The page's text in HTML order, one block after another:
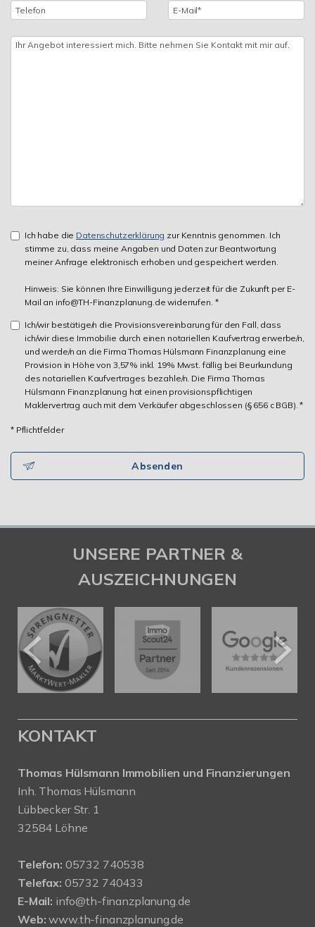
Ich habe die Datenschutzerklärung zur Kenntnis genommen. Ich
stimme zu, dass meine Angaben und Daten zur Beantwortung
meiner Anfrage elektronisch erhoben und gespeichert werden.
Hinweis: Sie können Ihre Einwilligung jederzeit für die Zukunft per E-
Mail an info@TH-Finanzplanung.de widerrufen. *
Ich/wir bestätige/n die Provisionsvereinbarung für den Fall, dass
ich/wir diese Immobilie durch einen notariellen Kaufvertrag erwerbe/n,
und werde/n an die Firma Thomas Hülsmann Finanzplanung eine
Provision in Höhe von 3,57% inkl. 19% Mwst. fällig bei Beurkundung
des notariellen Kaufvertrages bezahle/n. Die Firma Thomas
Hülsmann Finanzplanung hat einen provisionspflichtigen
Maklervertrag auch mit dem Verkäufer abgeschlossen (§ 656 c BGB). *
* Pflichtfelder
Absenden
UNSERE PARTNER &
AUSZEICHNUNGEN
KONTAKT
Thomas Hülsmann Immobilien und Finanzierungen
Inh. Thomas Hülsmann
Lübbecker Str. 1
32584 Löhne
Telefon: 05732 740538
Telefax: 05732 740433
E-Mail: info@th-finanzplanung.de
Web: www.th-finanzplanung.de